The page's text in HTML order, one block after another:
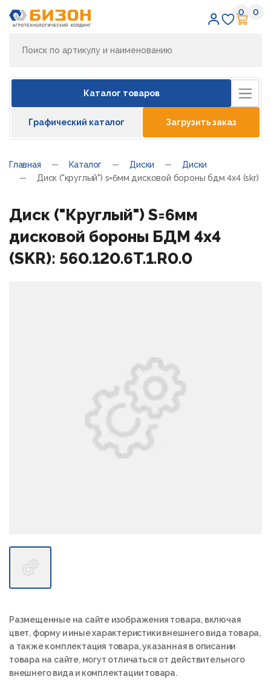
0 0
Каталог товаров
Графический каталог Загрузить заказ
Главная Каталог Диски
Диски
Диск ("круглый") s=6мм дисковой бороны бдм 4х4 (skr)
Диск ("Круглый") S=6мм
дисковой бороны БДМ 4х4
(SKR): 560.120.6T.1.R0.0
Размещенные на сайте изображения товара, включая
цвет, форму и иные характеристики внешнего вида товара,
а также комплектация товара, указанная в описании
товара на сайте, могут отличаться от действительного
внешнего вида и комплектации товара.